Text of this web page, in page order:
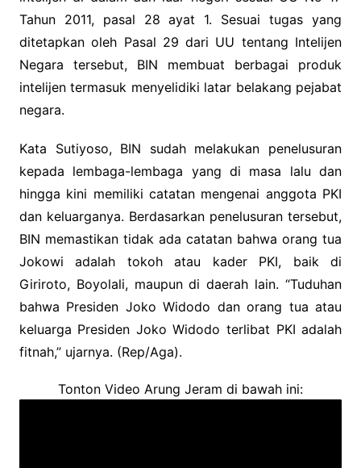
Tahun 2011, pasal 28 ayat 1. Sesuai tugas yang
ditetapkan oleh Pasal 29 dari UU tentang Intelijen
Negara tersebut, BIN membuat berbagai produk
intelijen termasuk menyelidiki latar belakang pejabat
negara.
Kata Sutiyoso, BIN sudah melakukan penelusuran
kepada lembaga-lembaga yang di masa lalu dan
hingga kini memiliki catatan mengenai anggota PKI
dan keluarganya. Berdasarkan penelusuran tersebut,
BIN memastikan tidak ada catatan bahwa orang tua
Jokowi adalah tokoh atau kader PKI, baik di
Giriroto, Boyolali, maupun di daerah lain. “Tuduhan
bahwa Presiden Joko Widodo dan orang tua atau
keluarga Presiden Joko Widodo terlibat PKI adalah
fitnah,” ujarnya. (Rep/Aga).
Tonton Video Arung Jeram di bawah ini: